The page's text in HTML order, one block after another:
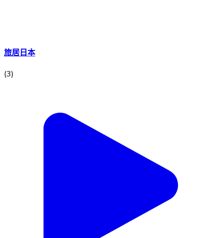
旅居日本
(3)